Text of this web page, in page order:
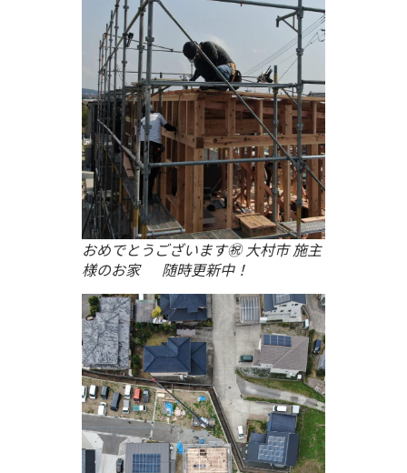
おめでとうございます㊗ 大村市 施主
様のお家 随時更新中！